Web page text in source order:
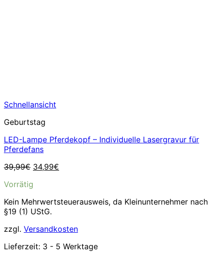
Schnellansicht
Geburtstag
LED-Lampe Pferdekopf – Individuelle Lasergravur für
Pferdefans
39,99€ Ursprünglicher
war:
34,99€
Vorrätig
Kein Mehrwertsteuerausweis, da Kleinunternehmer nach
§19 (1) UStG.
zzgl. Versandkosten
Lieferzeit: 3 - 5 Werktage